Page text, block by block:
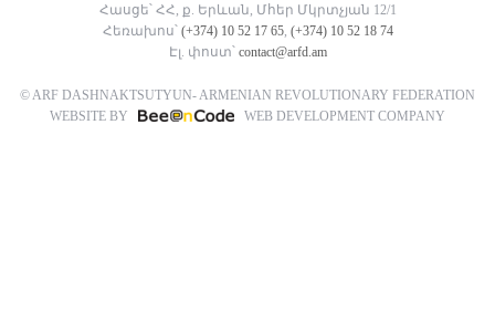
Հասցե՝ ՀՀ, ք. Երևան, Մհեր Մկրտչյան 12/1
Հեռախոս՝ (+374) 10 52 17 65, (+374) 10 52 18 74
Էլ. փոստ՝ contact@arfd.am
© ARF DASHNAKTSUTYUN- ARMENIAN REVOLUTIONARY FEDERATION
WEBSITE BY
WEB DEVELOPMENT COMPANY